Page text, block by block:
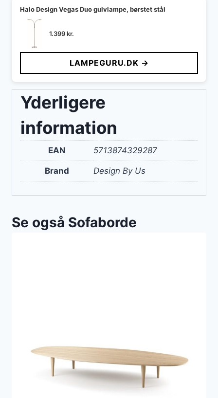
Halo Design Vegas Duo gulvlampe, børstet stål
1.399kr.
LAMPEGURU.DK →
Yderligere
information
EAN 5713874329287
Brand Design By Us
Se også Sofaborde